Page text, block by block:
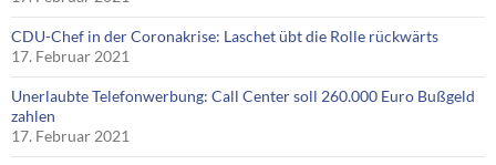
CDU-Chef in der Coronakrise: Laschet übt die Rolle rückwärts
17. Februar 2021
Unerlaubte Telefonwerbung: Call Center soll 260.000 Euro Bußgeld
zahlen
17. Februar 2021